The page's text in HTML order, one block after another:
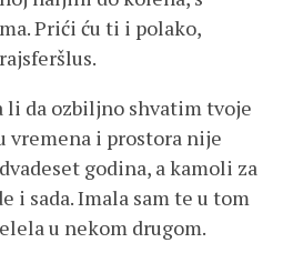
Prići ću ti i polako,
li da ozbiljno shvatim tvoje
vremena i prostora nije
godina, a kamoli za
i sada. Imala sam te u tom
u nekom drugom.